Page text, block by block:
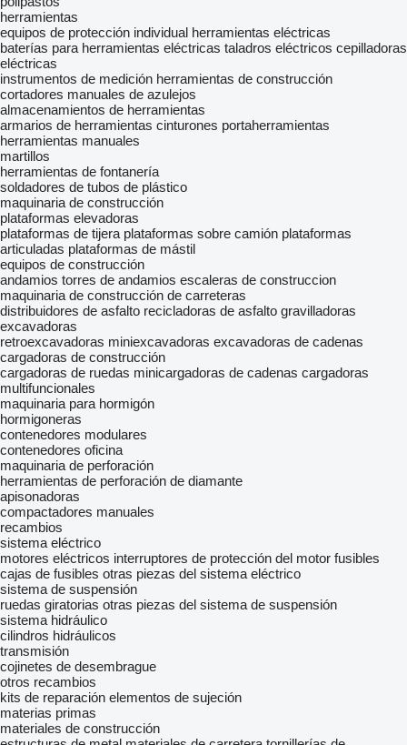
herramientas
equipos de protección individual herramientas eléctricas
baterías para herramientas eléctricas taladros eléctricos cepilladoras
eléctricas
instrumentos de medición herramientas de construcción
cortadores manuales de azulejos
almacenamientos de herramientas
armarios de herramientas cinturones portaherramientas
herramientas manuales
martillos
herramientas de fontanería
soldadores de tubos de plástico
maquinaria de construcción
plataformas elevadoras
plataformas de tijera plataformas sobre camión plataformas
articuladas plataformas de mástil
equipos de construcción
andamios torres de andamios escaleras de construccion
maquinaria de construcción de carreteras
distribuidores de asfalto recicladoras de asfalto gravilladoras
excavadoras
retroexcavadoras miniexcavadoras excavadoras de cadenas
cargadoras de construcción
cargadoras de ruedas minicargadoras de cadenas cargadoras
multifuncionales
maquinaria para hormigón
hormigoneras
contenedores modulares
contenedores oficina
maquinaria de perforación
herramientas de perforación de diamante
apisonadoras
compactadores manuales
recambios
sistema eléctrico
motores eléctricos interruptores de protección del motor fusibles
cajas de fusibles otras piezas del sistema eléctrico
sistema de suspensión
ruedas giratorias otras piezas del sistema de suspensión
sistema hidráulico
cilindros hidráulicos
transmisión
cojinetes de desembrague
otros recambios
kits de reparación elementos de sujeción
materias primas
materiales de construcción